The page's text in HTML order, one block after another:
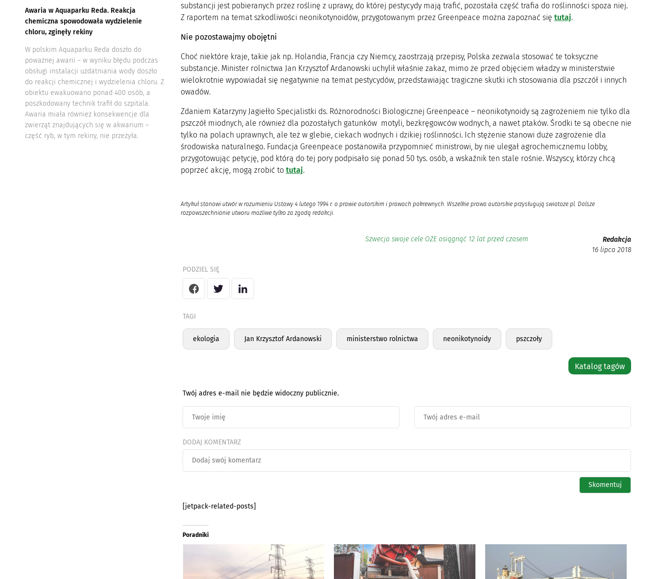
Awaria w Aquaparku Reda. Reakcja
chemiczna spowodowała wydzielenie
chloru, zginęły rekiny
W polskim Aquaparku Reda doszło do
poważnej awarii – w wyniku błędu podczas
obsługi instalacji uzdatniania wody doszło
do reakcji chemicznej i wydzielenia chloru. Z
obiektu ewakuowano ponad 400 osób, a
poszkodowany technik trafił do szpitala.
Awaria miała również konsekwencje dla
zwierząt znajdujących się w akwarium –
część ryb, w tym rekiny, nie przeżyła.
substancji jest pobieranych przez roślinę z uprawy, do której pestycydy mają trafić, pozostała część trafia do roślinności spoza niej.
Z raportem na temat szkodliwości neonikotynoidów, przygotowanym przez Greenpeace można zapoznać się tutaj.
Nie pozostawajmy obojętni
Choć niektóre kraje, takie jak np. Holandia, Francja czy Niemcy, zaostrzają przepisy, Polska zezwala stosować te toksyczne
substancje. Minister rolnictwa Jan Krzysztof Ardanowski uchylił właśnie zakaz, mimo że przed objęciem władzy w ministerstwie
wielokrotnie wypowiadał się negatywnie na temat pestycydów, przedstawiając tragiczne skutki ich stosowania dla pszczół i innych
owadów.
Zdaniem Katarzyny Jagiełło Specjalistki ds. Różnorodności Biologicznej Greenpeace – neonikotynoidy są zagrożeniem nie tylko dla
pszczół miodnych, ale również dla pozostałych gatunków motyli, bezkręgowców wodnych, a nawet ptaków. Środki te są obecne nie
tylko na polach uprawnych, ale też w glebie, ciekach wodnych i dzikiej roślinności. Ich stężenie stanowi duże zagrożenie dla
środowiska naturalnego. Fundacja Greenpeace postanowiła przypomnieć ministrowi, by nie ulegał agrochemicznemu lobby,
przygotowując petycję, pod którą do tej pory podpisało się ponad 50 tys. osób, a wskaźnik ten stale rośnie. Wszyscy, którzy chcą
poprzeć akcję, mogą zrobić to tutaj.
Artykuł stanowi utwór w rozumieniu Ustawy 4 lutego 1994 r. o prawie autorskim i prawach pokrewnych. Wszelkie prawa autorskie przysługują swiatoze.pl. Dalsze
rozpowszechnianie utworu możliwe tylko za zgodą redakcji.
Szwecja swoje cele OZE osiągnąć 12 lat przed czasem
Redakcja
16 lipca 2018
PODZIEL SIĘ
TAGI
ekologia Jan Krzysztof Ardanowski ministerstwo rolnictwa neonikotynoidy pszczoły
Katalog tagów
Twój adres e-mail nie będzie widoczny publicznie.
DODAJ KOMENTARZ
[jetpack-related-posts]
Poradniki